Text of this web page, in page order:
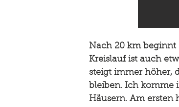
Nach 20 km beginnt
Kreislauf ist auch
steigt immer höher,
bleiben. Ich komme
Häusern. Am ersten